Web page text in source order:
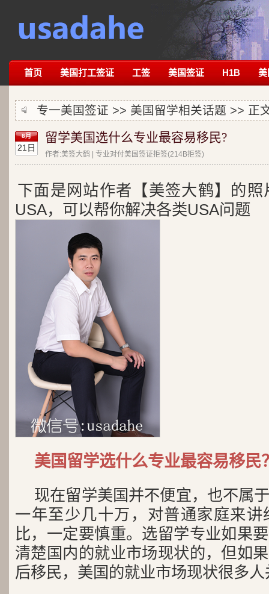
首页 美国打工签证 工签 美国签证 H1B 美
专一美国签证 >> 美国留学相关话题 >> 正
8月
21日
留学美国选什么专业最容易移民?
作者:美签大鹤 | 专业对付美国签证拒签(214B拒签)
下面是网站作者【美签大鹤】的
USA，可以帮你解决各类USA问题
美国留学选什么专业最容易移民
现在留学美国并不便宜，也不属
一年至少几十万，对普通家庭来
比，一定要慎重。选留学专业如果
清楚国内的就业市场现状的，但如
后移民，美国的就业市场现状很多